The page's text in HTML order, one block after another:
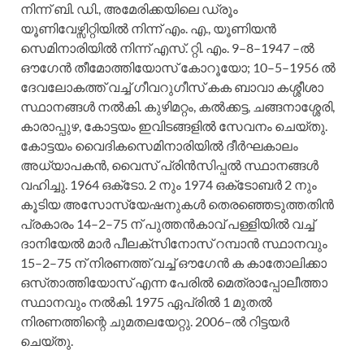
നിന്ന്‌ ബി. ഡി., അമേരിക്കയിലെ ഡ്രൂം
യൂണിവേഴ്സിറ്റിയില്‍ നിന്ന്‌ എം. എ., യൂണിയന്‍
സെമിനാരിയില്‍ നിന്ന്‌ എസ്‌. റ്റി. എം. 9–8–1947 –ല്‍
ഔഗേന്‍ തീമോത്തിയോസ്‌ കോറൂയോ; 10–5–1956 ല്‍
ദേവലോകത്ത്‌ വച്ച്‌ ഗീവറുഗീസ്‌ കക ബാവാ കശ്ശീശാ
സ്ഥാനങ്ങള്‍ നല്‍കി. കുഴിമറ്റം, കല്‍ക്കട്ട, ചങ്ങനാശ്ശേരി,
കാരാപ്പുഴ, കോട്ടയം ഇവിടങ്ങളില്‍ സേവനം ചെയ്‌തു.
കോട്ടയം വൈദികസെമിനാരിയില്‍ ദീര്‍ഘകാലം
അധ്യാപകന്‍, വൈസ്‌ പ്രിന്‍സിപ്പല്‍ സ്ഥാനങ്ങള്‍
വഹിച്ചു. 1964 ഒക്‌ടോ. 2 നും 1974 ഒക്‌ടോബര്‍ 2 നും
കൂടിയ അസോസ്യേഷനുകള്‍ തെരഞ്ഞെടുത്തതിന്‍
പ്രകാരം 14–2–75 ന്‌ പുത്തന്‍കാവ്‌ പള്ളിയില്‍ വച്ച്‌
ദാനിയേല്‍ മാര്‍ പീലക്‌സിനോസ്‌ റമ്പാന്‍ സ്ഥാനവും
15–2–75 ന്‌ നിരണത്ത്‌ വച്ച്‌ ഔഗേന്‍ ക കാതോലിക്കാ
ഒസ്‌താത്തിയോസ്‌ എന്ന പേരില്‍ മെത്രാപ്പോലീത്താ
സ്ഥാനവും നല്‍കി. 1975 ഏപ്രില്‍ 1 മുതല്‍
നിരണത്തിന്റെ ചുമതലയേറ്റു. 2006–ല്‍ റിട്ടയര്‍
ചെയ്‌തു.